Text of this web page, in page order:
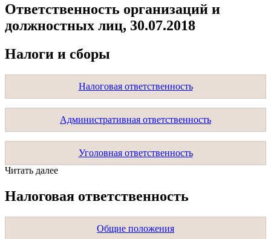
Ответственность организаций и
должностных лиц, 30.07.2018
Налоги и сборы
Налоговая ответственность
Административная ответственность
Уголовная ответственность
Читать далее
Налоговая ответственность
Общие положения